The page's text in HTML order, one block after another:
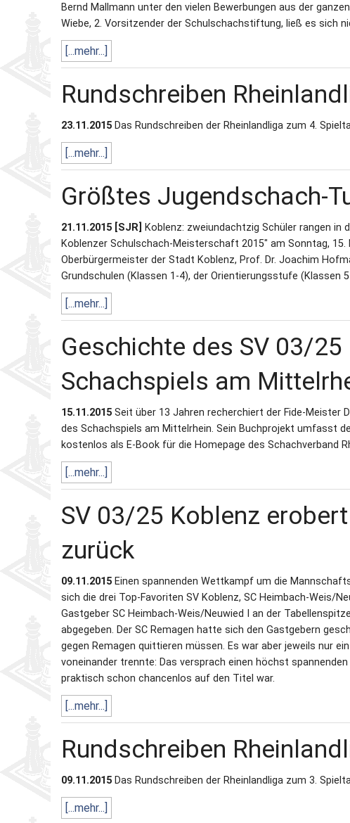
Bernd Mallmann unter den vielen Bewerbungen aus der
Wiebe, 2. Vorsitzender der Schulschachstiftung, ließ es sich
[...mehr...]
Rundschreiben
23.11.2015 Das Rundschreiben der Rheinlandliga zum 4.
[...mehr...]
Größtes Jugendschach-
21.11.2015 [SJR]
Koblenz: zweiundachtzig Schüler rangen
Koblenzer Schulschach-Meisterschaft 2015" am Sonntag,
Oberbürgermeister der Stadt Koblenz, Prof. Dr. Joachim
Grundschulen (Klassen 1-4), der Orientierungsstufe (Klassen
[...mehr...]
Geschichte des SV 03/25
Schachspiels am
15.11.2015 Seit über 13 Jahren recherchiert der Fide-Meister
des Schachspiels am Mittelrhein. Sein Buchprojekt umfasst
kostenlos als E-Book für die Homepage des Schachverband
[...mehr...]
SV 03/25 Koblenz
zurück
09.11.2015 Einen spannenden Wettkampf um die
sich die drei Top‐Favoriten SV Koblenz, SC Heimbach‐Weis/
Gastgeber SC Heimbach‐Weis/Neuwied I an der
abgegeben. Der SC Remagen hatte sich den Gastgebern
gegen Remagen quittieren müssen. Es war aber jeweils nur
voneinander trennte: Das versprach einen höchst
praktisch schon chancenlos auf den Titel war.
[...mehr...]
Rundschreiben
09.11.2015 Das Rundschreiben der Rheinlandliga zum 3.
[...mehr...]